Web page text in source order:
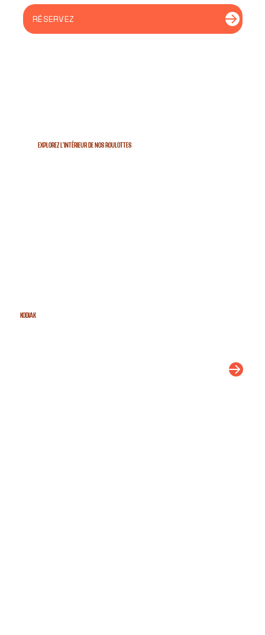
RÉSERVEZ
ExploreZ L'INTÉRIEUR de NOS ROULOTTES
KODIAK